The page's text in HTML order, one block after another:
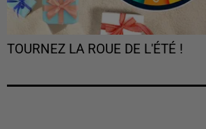
TOURNEZ LA ROUE DE L'ÉTÉ !